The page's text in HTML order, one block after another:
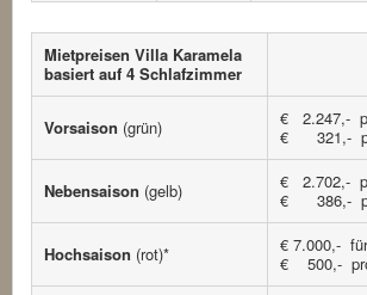
Mietpreisen Villa Karamela
basiert auf 4 Schlafzimmer
Vorsaison (grün)
€ 2.247,-
€ 321,-
Nebensaison (gelb)
€ 2.702,-
€ 386,-
Hochsaison (rot)*
€ 7.000,-
€ 500,-